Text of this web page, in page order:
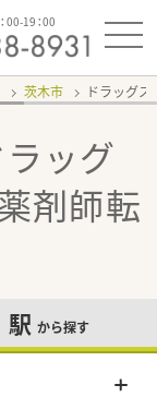
00-19：00
茨木市 ドラッグ
ラッグ
剤師転
駅 から探す